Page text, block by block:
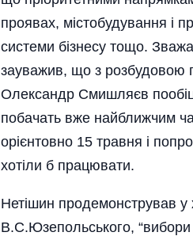
проявах, містобудування і
системи бізнесу тощо.
зауважив, що з розбудовою
Олександр Смишляєв
побачать вже най­ближчим
орієнтовно 15 травня і
хотіли б працювати.
Нетішин продемонстрував у
В.С.Юзепольського, “вибори